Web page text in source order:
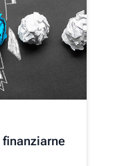
finanziarne